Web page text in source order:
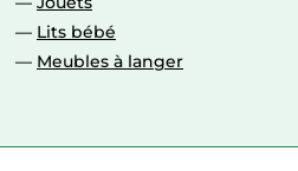
Lits bébé
Meubles à langer